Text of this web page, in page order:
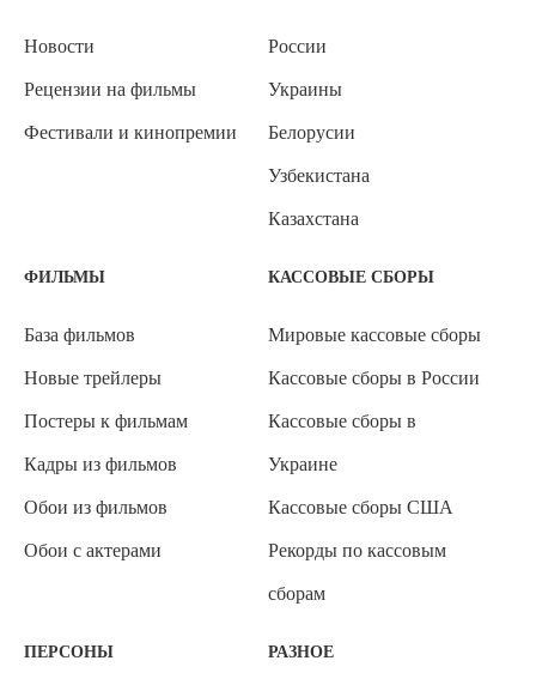
Новости
Рецензии на фильмы
Фестивали и кинопремии
России
Украины
Белорусии
Узбекистана
Казахстана
ФИЛЬМЫ
База фильмов
Новые трейлеры
Постеры к фильмам
Кадры из фильмов
Обои из фильмов
Обои с актерами
КАССОВЫЕ СБОРЫ
Мировые кассовые сборы
Кассовые сборы в России
Кассовые сборы в
Украине
Кассовые сборы США
Рекорды по кассовым
сборам
ПЕРСОНЫ РАЗНОЕ